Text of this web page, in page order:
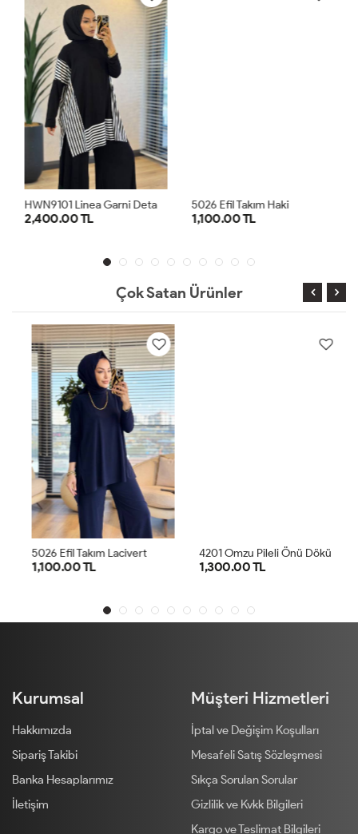
2,400.00 TL
5026 Efil Takım Haki
1,100.00 TL
Çok Satan Ürünler
5026 Efil Takım Lacivert
1,100.00 TL 1,300.00 TL
Kurumsal
Hakkımızda
Sipariş Takibi
Banka Hesaplarımız
İletişim
Müşteri Hizmetleri
İptal ve Değişim Koşulları
Mesafeli Satış Sözleşmesi
Sıkça Sorulan Sorular
Gizlilik ve Kvkk Bilgileri
Kargo ve Teslimat Bilgileri